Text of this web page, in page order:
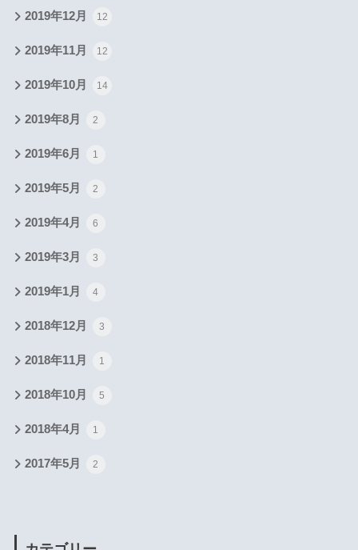
2019年12月 12
2019年11月 12
2019年10月 14
2019年8月 2
2019年6月 1
2019年5月 2
2019年4月 6
2019年3月 3
2019年1月 4
2018年12月 3
2018年11月 1
2018年10月 5
2018年4月 1
2017年5月 2